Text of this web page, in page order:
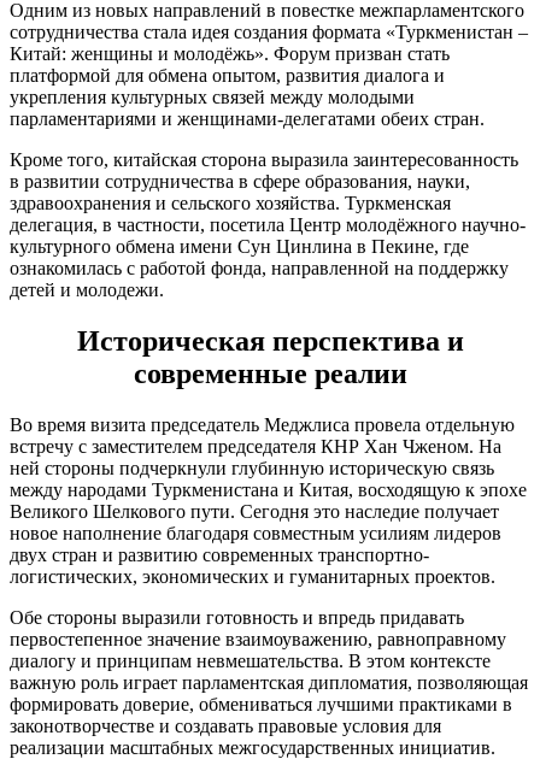
Одним из новых направлений в повестке межпарламентского
сотрудничества стала идея создания формата «Туркменистан –
Китай: женщины и молодёжь». Форум призван стать
платформой для обмена опытом, развития диалога и
укрепления культурных связей между молодыми
парламентариями и женщинами-делегатами обеих стран.
Кроме того, китайская сторона выразила заинтересованность
в развитии сотрудничества в сфере образования, науки,
здравоохранения и сельского хозяйства. Туркменская
делегация, в частности, посетила Центр молодёжного научно-
культурного обмена имени Сун Цинлина в Пекине, где
ознакомилась с работой фонда, направленной на поддержку
детей и молодежи.
Историческая перспектива и
современные реалии
Во время визита председатель Меджлиса провела отдельную
встречу с заместителем председателя КНР Хан Чженом. На
ней стороны подчеркнули глубинную историческую связь
между народами Туркменистана и Китая, восходящую к эпохе
Великого Шелкового пути. Сегодня это наследие получает
новое наполнение благодаря совместным усилиям лидеров
двух стран и развитию современных транспортно-
логистических, экономических и гуманитарных проектов.
Обе стороны выразили готовность и впредь придавать
первостепенное значение взаимоуважению, равноправному
диалогу и принципам невмешательства. В этом контексте
важную роль играет парламентская дипломатия, позволяющая
формировать доверие, обмениваться лучшими практиками в
законотворчестве и создавать правовые условия для
реализации масштабных межгосударственных инициатив.